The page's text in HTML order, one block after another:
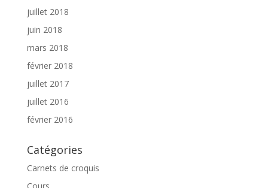
juillet 2018
juin 2018
mars 2018
février 2018
juillet 2017
juillet 2016
février 2016
Catégories
Carnets de croquis